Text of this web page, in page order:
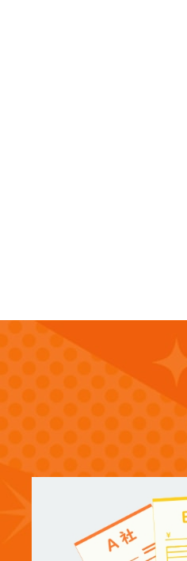
2024年9月
2024年8月
2024年7月
2024年6月